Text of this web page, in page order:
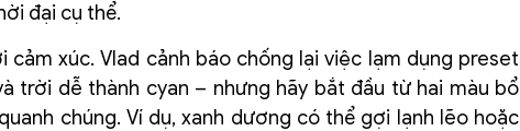
đại cụ thể.
xúc. Vlad cảnh báo chống lại việc lạm dụng preset
trời dễ thành cyan – nhưng hãy bắt đầu từ hai màu bổ
chúng. Ví dụ, xanh dương có thể gợi lạnh lẽo hoặc